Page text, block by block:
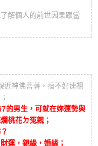
解個人的前世因果跟當
近神佛菩薩，搞不好連祖
的男生，可就在妳運勢與
桃花ㄉ冤親；
運，親緣，婚緣；